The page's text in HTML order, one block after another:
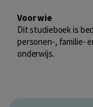
Voor wie
Dit studieboek is
personen-, familie-
onderwijs.